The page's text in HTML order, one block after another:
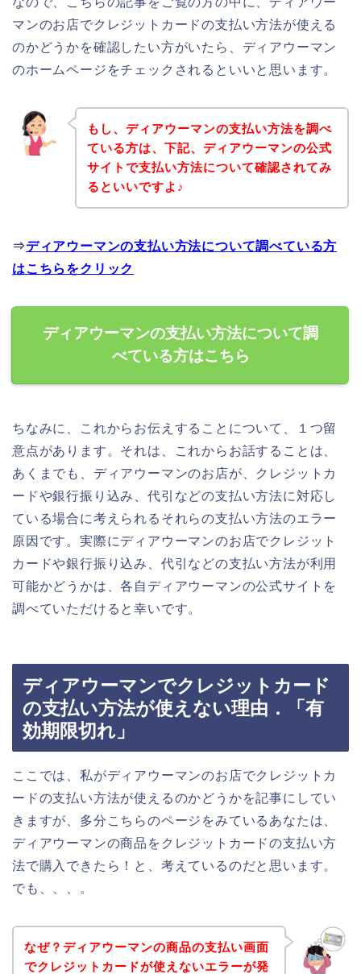
マンのお店でクレジットカードの支払い方法が使える
のかどうかを確認したい方がいたら、ディアウーマン
のホームページをチェックされるといいと思います。
もし、ディアウーマンの支払い方法を調べ
ている方は、下記、ディアウーマンの公式
サイトで支払い方法について確認されてみ
るといいですよ♪
⇒ディアウーマンの支払い方法について調べている方
はこちらをクリック
ディアウーマンの支払い方法について調
べている方はこちら
ちなみに、これからお伝えすることについて、１つ留
意点があります。それは、これからお話することは、
あくまでも、ディアウーマンのお店が、クレジットカ
ードや銀行振り込み、代引などの支払い方法に対応し
ている場合に考えられるそれらの支払い方法のエラー
原因です。実際にディアウーマンのお店でクレジット
カードや銀行振り込み、代引などの支払い方法が利用
可能かどうかは、各自ディアウーマンの公式サイトを
調べていただけると幸いです。
ディアウーマンでクレジットカード
の支払い方法が使えない理由．「有
効期限切れ」
ここでは、私がディアウーマンのお店でクレジットカ
ードの支払い方法が使えるのかどうかを記事にしてい
きますが、多分こちらのページをみているあなたは、
ディアウーマンの商品をクレジットカードの支払い方
法で購入できたら！と、考えているのだと思います。
でも、、、。
なぜ？ディアウーマンの商品の支払い画面
でクレジットカードが使えないエラーが発